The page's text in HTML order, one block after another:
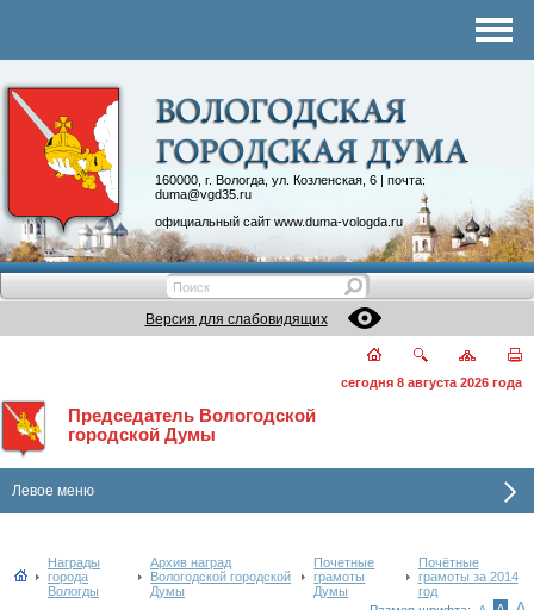
160000, г. Вологда, ул. Козленская, 6 | почта:
duma@vgd35.ru
официальный сайт www.duma-vologda.ru
Контакты
Депутатские объединения
Версия для слабовидящих
сегодня 8 августа 2026 года
Председатель Вологодской
городской Думы
Левое меню
Награды
города
Вологды
Архив наград
Вологодской городской
Думы
Почетные
грамоты
Думы
Почётные
грамоты за 2014
год